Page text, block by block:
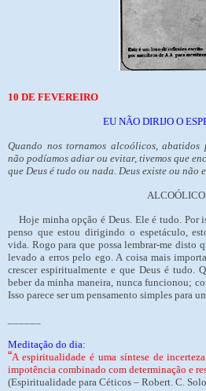
10 DE FEVEREIRO
EU NÃO DIRIJO O
Quando nos tornamos alcoólicos,
não podíamos adiar ou evitar, tivemos que
que Deus é tudo ou nada. Deus existe ou não
Hoje minha opção é Deus. Ele é tudo. Por
penso que estou dirigindo o espetáculo,
vida. Rogo para que possa lembrar-me disto
levado a erros pelo ego. A coisa mais
crescer espiritualmente e que Deus é tudo.
beber da minha maneira, nunca funcionou;
Isso parece ser um pensamento simples para
Meditação do dia:
“A espiritualidade é uma síntese de
impotência combinado com determinação e
(Espiritualidade para Céticos – Robert. C.